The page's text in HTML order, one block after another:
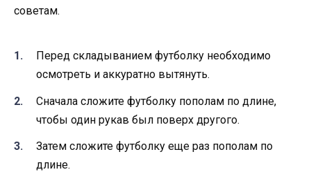
советам.
Перед складыванием футболку необходимо
осмотреть и аккуратно вытянуть.
Сначала сложите футболку пополам по длине,
чтобы один рукав был поверх другого.
Затем сложите футболку еще раз пополам по
длине.